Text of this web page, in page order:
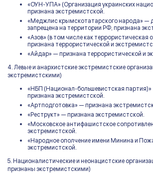
«ОУН-УПА» (Организация украинских
признана экстремистской.
«Меджлис крымскотатарского народа» —
запрещена на территории РФ, признана
«Азов» (в том числе как террористическая
признана террористической и
«Айдар» — признана террористической и
4. Левые и анархистские экстремистские
экстремистскими)
«НБП (Национал-большевистская
признана экстремистской.
«Артподготовка» — признана
«Реструкт» — признана экстремистской.
«Московское антифашистское
экстремистской.
«Народное ополчение имени Минина и
экстремистской.
5. Националистические и неонацистские
признаны экстремистскими)